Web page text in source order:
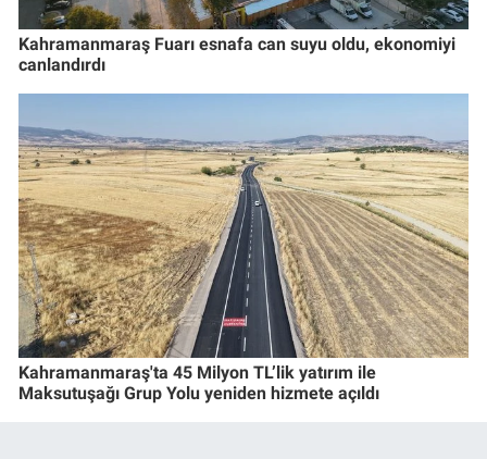
Kahramanmaraş Fuarı esnafa can suyu oldu, ekonomiyi
canlandırdı
Kahramanmaraş'ta 45 Milyon TL’lik yatırım ile
Maksutuşağı Grup Yolu yeniden hizmete açıldı